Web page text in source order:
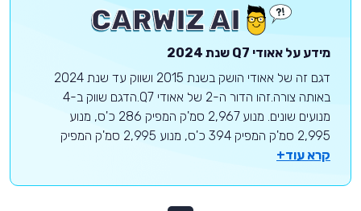
מידע על אאודי Q7 שנת 2024
דגם זה של אאודי הושק בשנת 2015 ושווק עד שנת 2024
באותה צורה.זהו הדור ה-2 של אאודי Q7.הדגם שווק ב-4
מנועים שונים. מנוע 2,967 סמ'ק המפיק 286 כ'ס, מנוע
2,995 סמ'ק המפיק 394 כ'ס, מנוע 2,995 סמ'ק המפיק
קרא עוד+